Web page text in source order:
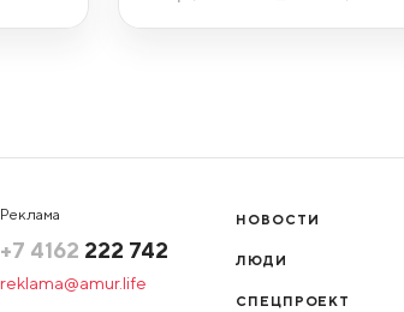
Реклама
+7 4162 222 742
reklama@amur.life
НОВОСТИ
ЛЮДИ
СПЕЦПРОЕКТ